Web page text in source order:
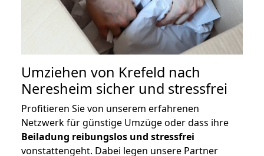
Umziehen von Krefeld nach
Neresheim sicher und stressfrei
Profitieren Sie von unserem erfahrenen
Netzwerk für günstige Umzüge oder dass ihre
Beiladung reibungslos und stressfrei
vonstattengeht. Dabei legen unsere Partner